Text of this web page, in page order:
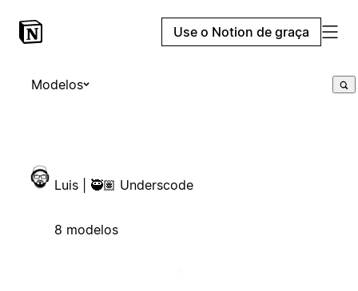
Use o Notion de graça
Modelos
Luis | 🥷🏽 Underscode
8 modelos